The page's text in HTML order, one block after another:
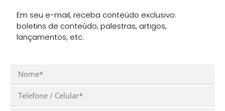
Em seu e-mail, receba conteúdo exclusivo:
boletins de conteúdo, palestras, artigos,
lançamentos, etc.